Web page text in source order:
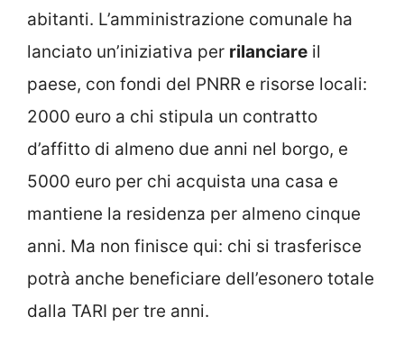
abitanti. L’amministrazione comunale ha
lanciato un’iniziativa per rilanciare il
paese, con fondi del PNRR e risorse locali:
2000 euro a chi stipula un contratto
d’affitto di almeno due anni nel borgo, e
5000 euro per chi acquista una casa e
mantiene la residenza per almeno cinque
anni. Ma non finisce qui: chi si trasferisce
potrà anche beneficiare dell’esonero totale
dalla TARI per tre anni.